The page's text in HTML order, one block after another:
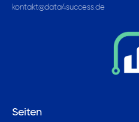
kontakt@data4success.de
Seiten